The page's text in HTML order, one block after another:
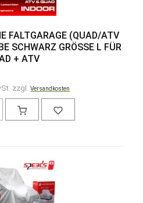
FALTGARAGE (QUAD/ATV
SCHWARZ GRÖSSE L FÜR Q
+ ATV
zzgl.Versandkosten